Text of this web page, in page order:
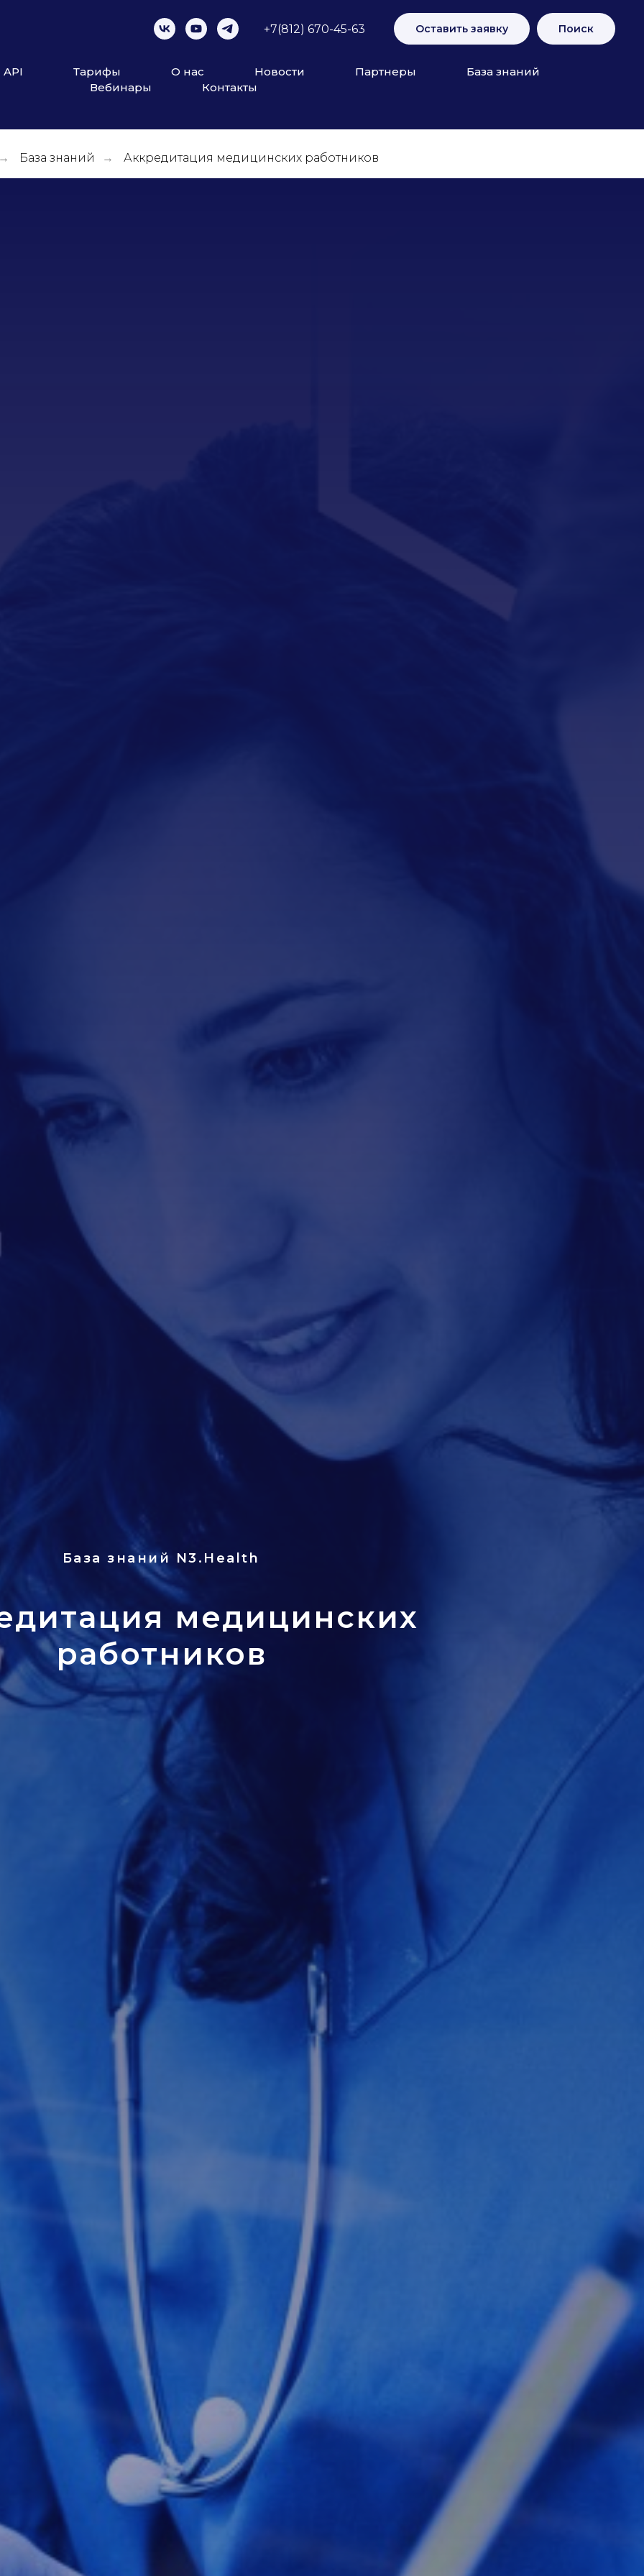
+7(812) 670-45-63 Оставить заявку Поиск
API Тарифы О нас Новости Партнеры
База знаний
Вебинары
Контакты
База знаний → Аккредитация медицинских работников
База знаний N3.Health
медицинских
работников